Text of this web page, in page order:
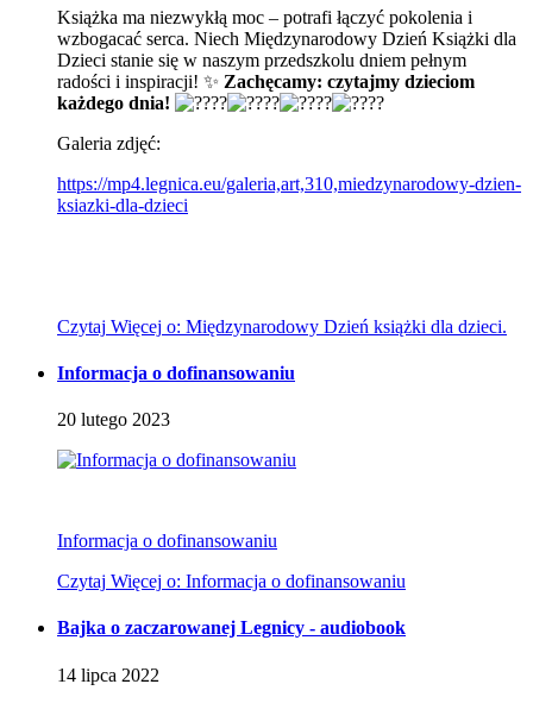
Książka ma niezwykłą moc – potrafi łączyć pokolenia i
wzbogacać serca. Niech Międzynarodowy Dzień Książki dla
Dzieci stanie się w naszym przedszkolu dniem pełnym
radości i inspiracji! ✨ Zachęcamy: czytajmy dzieciom
każdego dnia!
Galeria zdjęć:
https://mp4.legnica.eu/galeria,art,310,miedzynarodowy-dzien-
ksiazki-dla-dzieci
Czytaj Więcej o: Międzynarodowy Dzień książki dla dzieci.
Informacja o dofinansowaniu
20 lutego 2023
Informacja o dofinansowaniu
Czytaj Więcej o: Informacja o dofinansowaniu
Bajka o zaczarowanej Legnicy - audiobook
14 lipca 2022